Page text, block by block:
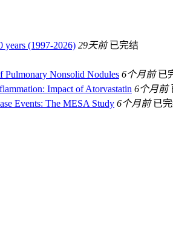
years (1997-2026) 29天前 已完结
Pulmonary Nonsolid Nodules 6个月前 已
Impact of Atorvastatin 6个月前
Events: The MESA Study 6个月前 已